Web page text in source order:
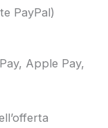
PayPal)
Apple Pay,